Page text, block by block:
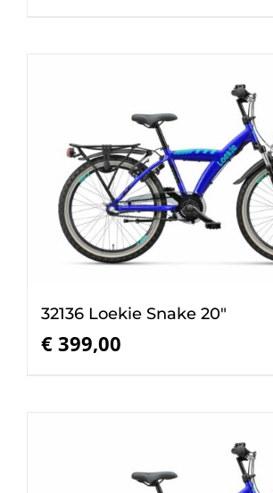
32136 Loekie Snake 20″
€ 399,00